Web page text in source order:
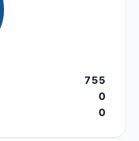
755
0
0